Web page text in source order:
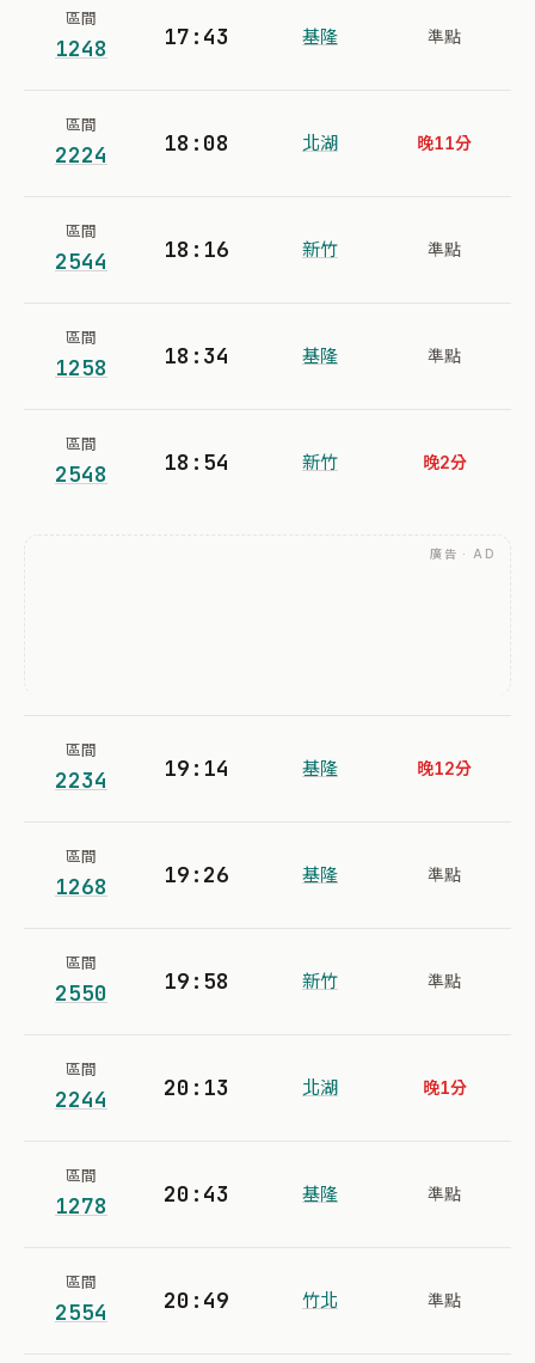
區間
1248 17:43 基隆 準點
區間
2224 18:08 北湖 晚11分
區間
2544 18:16 新竹 準點
區間
1258 18:34 基隆 準點
區間
2548 18:54 新竹 晚2分
廣告 · AD
區間
2234 19:14 基隆 晚12分
區間
1268 19:26 基隆 準點
區間
2550 19:58 新竹 準點
區間
2244 20:13 北湖 晚1分
區間
1278 20:43 基隆 準點
區間
2554 20:49 竹北 準點